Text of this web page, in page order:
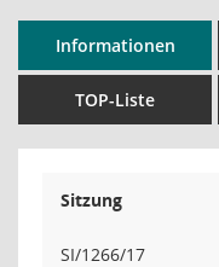
Informationen
TOP-Liste
Sitzung
SI/1266/17